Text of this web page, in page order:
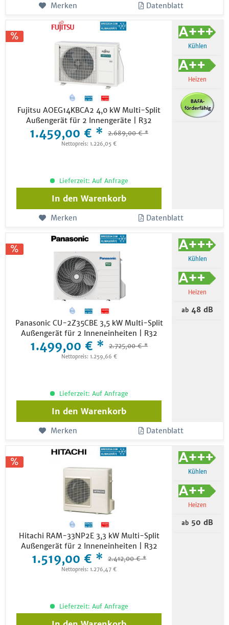
Merken Datenblatt
Fujitsu AOEG14KBCA2 4,0 kW Multi-Split
Außengerät für 2 Innengeräte | R32
1.459,00 € * 2.689,00 € *
Nettopreis: 1.226,05 €
Kühlen
Heizen
Lieferzeit: Auf Anfrage
In den Warenkorb
Merken Datenblatt
Panasonic CU-2Z35CBE 3,5 kW Multi-Split
Außengerät für 2 Inneneinheiten | R32
1.499,00 € * 2.725,00 € *
Nettopreis: 1.259,66 €
Kühlen
Heizen
ab 48 dB
Lieferzeit: Auf Anfrage
In den Warenkorb
Merken Datenblatt
Hitachi RAM-33NP2E 3,3 kW Multi-Split
Außengerät für 2 Inneneinheiten | R32
1.519,00 € * 2.412,00 € *
Nettopreis: 1.276,47 €
Kühlen
Heizen
ab 50 dB
Lieferzeit: Auf Anfrage